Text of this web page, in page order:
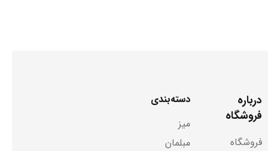
درباره
فروشگاه
فروشگاه
دسته‌بندی
میز
مبلمان